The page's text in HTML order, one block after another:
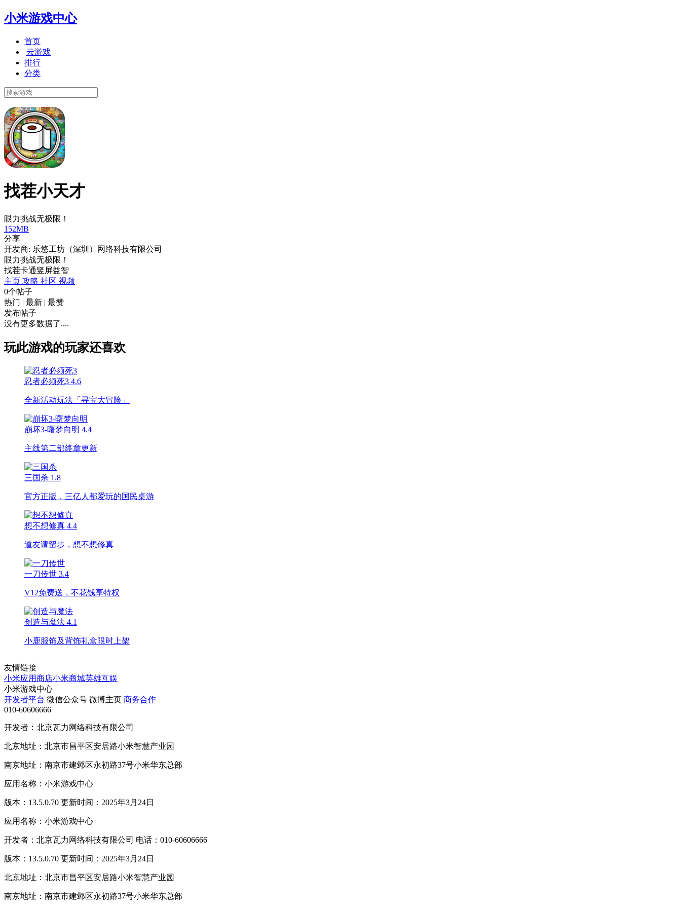
小米游戏中心
首页
云游戏
排行
分类
找茬小天才
眼力挑战无极限！
152MB
分享
开发商: 乐悠工坊（深圳）网络科技有限公司
眼力挑战无极限！
找茬卡通竖屏益智
主页 攻略 社区 视频
0个帖子
热门 | 最新 | 最赞
发布帖子
没有更多数据了....
玩此游戏的玩家还喜欢
忍者必须死3 4.6
全新活动玩法「寻宝大冒险」
崩坏3-曙梦向明 4.4
主线第二部终章更新
三国杀 1.8
官方正版，三亿人都爱玩的国民桌游
想不想修真 4.4
道友请留步，想不想修真
一刀传世 3.4
V12免费送，不花钱享特权
创造与魔法 4.1
小鹿服饰及背饰礼盒限时上架
友情链接
小米应用商店小米商城英雄互娱
小米游戏中心
开发者平台 微信公众号 微博主页 商务合作
010-60606666
开发者：北京瓦力网络科技有限公司
北京地址：北京市昌平区安居路小米智慧产业园
南京地址：南京市建邺区永初路37号小米华东总部
应用名称：小米游戏中心
版本：13.5.0.70 更新时间：2025年3月24日
应用名称：小米游戏中心
开发者：北京瓦力网络科技有限公司 电话：010-60606666
版本：13.5.0.70 更新时间：2025年3月24日
北京地址：北京市昌平区安居路小米智慧产业园
南京地址：南京市建邺区永初路37号小米华东总部